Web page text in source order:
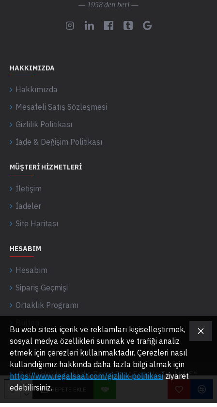
SEPETE EKLE
— 1958'den beri —
HAKKIMIZDA
Hakkımızda
Mesafeli Satış Sözleşmesi
Gizlilik Politikası
İade & Değişim Politikası
MÜŞTERI HIZMETLERI
İletişim
İadeler
Site Haritası
HESABIM
Hesabım
Sipariş Geçmişi
Ortaklık Programı
© Her Hakkı Saklıdır. Regal Saat San. Ve Tic. Ltd. Şti.
Bu web sitesi, içerik ve reklamları kişiselleştirmek,
sosyal medya özellikleri sunmak ve trafiği analiz
etmek için çerezleri kullanmaktadır. Çerezleri nasıl
kullandığımız hakkında daha fazla bilgi almak için
https://www.regalsaat.com/gizlilik-politikasiziyaret
edebilirsiniz.